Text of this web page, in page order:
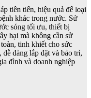
tiên tiến, hiệu quả để loại
khác trong nước. Sử
sóng tối ưu, thiết bị
hại mà không cần sử
tinh khiết cho sức
dàng lắp đặt và bảo trì,
đình và doanh nghiệp